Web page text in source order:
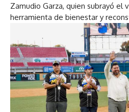
Zamudio Garza, quien subrayó
herramienta de bienestar y